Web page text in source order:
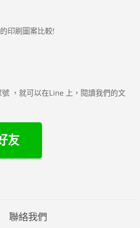
印刷圖案比較!
，就可以在Line 上，閱讀我們的文
聯絡我們